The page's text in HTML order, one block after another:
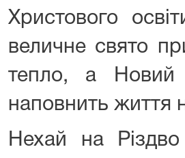
Христового
величне свято
тепло, а Новий
наповнить життя
Нехай на